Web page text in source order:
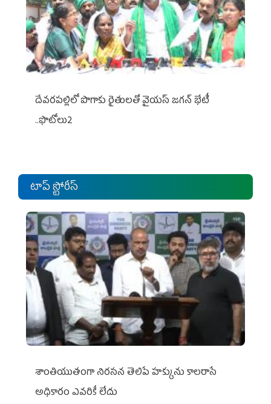
దేవరపల్లిలో పొగాకు రైతులతో వైయస్ జగన్ భేటీ
..ఫొటోలు2
టాప్ స్టోరీస్
శాంతియుతంగా నిరసన తెలిపే హక్కును కాలరాసే
అధికారం ఎవరికీ లేదు